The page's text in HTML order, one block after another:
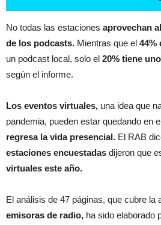
No todas las estaciones aprovechan
de los podcasts. Mientras que el 44%
un podcast local, solo el 20% tiene
según el informe.
Los eventos virtuales, una idea que
pandemia, pueden estar quedando en
regresa la vida presencial. El RAB
estaciones encuestadas dijeron que
virtuales este año.
El análisis de 47 páginas, que cubre la
emisoras de radio, ha sido elaborado